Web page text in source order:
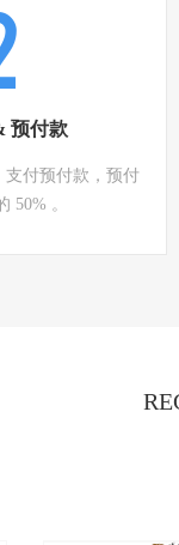
预付款
支付预付款，预付
50% 。